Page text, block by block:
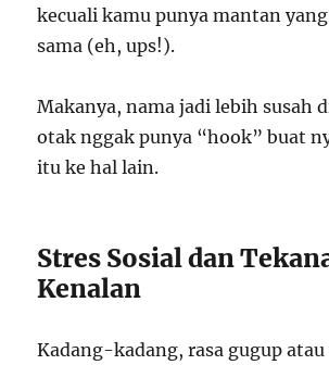
kecuali kamu punya mantan
sama (eh, ups!).
Makanya, nama jadi lebih susah
otak nggak punya “hook” buat
itu ke hal lain.
Stres Sosial dan
Kenalan
Kadang-kadang, rasa gugup